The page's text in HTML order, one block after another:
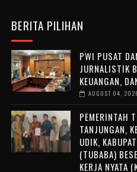
BERITA PILIHAN
PWI PUSAT
JURNALISTIK
KEUANGAN,
AUGUST 04,
PEMERINTAH
TANJUNGAN,
UDIK,
(TUBABA)
KERJA NYATA